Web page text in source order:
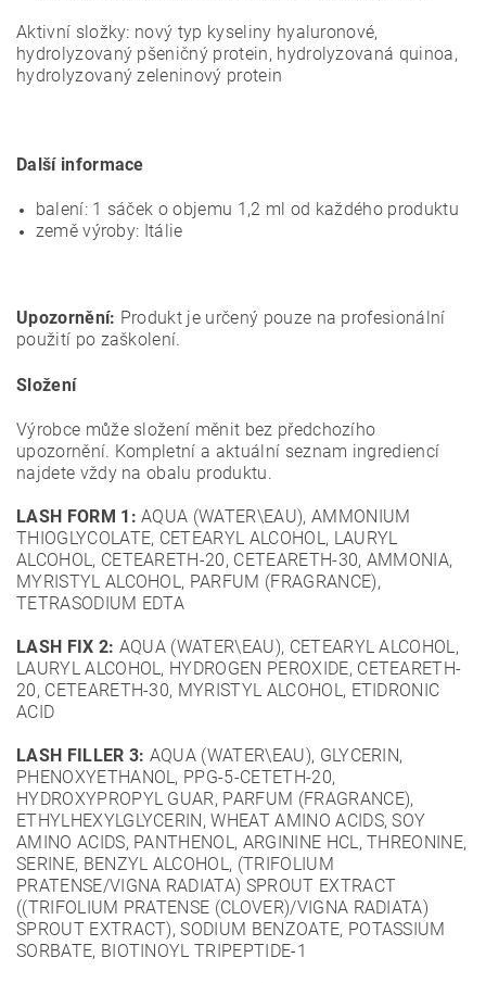
Aktivní složky: nový typ kyseliny hyaluronové,
hydrolyzovaný pšeničný protein, hydrolyzovaná quinoa,
hydrolyzovaný zeleninový protein
Další informace
balení: 1 sáček o objemu 1,2 ml od každého produktu
země výroby: Itálie
Upozornění: Produkt je určený pouze na profesionální
použití po zaškolení.
Složení
Výrobce může složení měnit bez předchozího
upozornění. Kompletní a aktuální seznam ingrediencí
najdete vždy na obalu produktu.
LASH FORM 1: AQUA (WATER\EAU), AMMONIUM
THIOGLYCOLATE, CETEARYL ALCOHOL, LAURYL
ALCOHOL, CETEARETH-20, CETEARETH-30, AMMONIA,
MYRISTYL ALCOHOL, PARFUM (FRAGRANCE),
TETRASODIUM EDTA
LASH FIX 2: AQUA (WATER\EAU), CETEARYL ALCOHOL,
LAURYL ALCOHOL, HYDROGEN PEROXIDE, CETEARETH-
20, CETEARETH-30, MYRISTYL ALCOHOL, ETIDRONIC
ACID
LASH FILLER 3: AQUA (WATER\EAU), GLYCERIN,
PHENOXYETHANOL, PPG-5-CETETH-20,
HYDROXYPROPYL GUAR, PARFUM (FRAGRANCE),
ETHYLHEXYLGLYCERIN, WHEAT AMINO ACIDS, SOY
AMINO ACIDS, PANTHENOL, ARGININE HCL, THREONINE,
SERINE, BENZYL ALCOHOL, (TRIFOLIUM
PRATENSE/VIGNA RADIATA) SPROUT EXTRACT
((TRIFOLIUM PRATENSE (CLOVER)/VIGNA RADIATA)
SPROUT EXTRACT), SODIUM BENZOATE, POTASSIUM
SORBATE, BIOTINOYL TRIPEPTIDE-1